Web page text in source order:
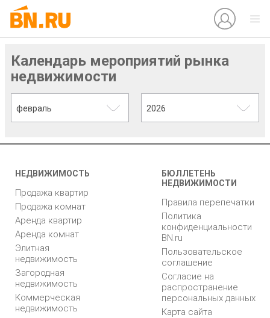
Календарь мероприятий рынка
недвижимости
февраль 2026
НЕДВИЖИМОСТЬ
Продажа квартир
Продажа комнат
Аренда квартир
Аренда комнат
Элитная
недвижимость
Загородная
недвижимость
Коммерческая
недвижимость
БЮЛЛЕТЕНЬ
НЕДВИЖИМОСТИ
Правила перепечатки
Политика
конфиденциальности
BN.ru
Пользовательское
соглашение
Согласие на
распространение
персональных данных
Карта сайта